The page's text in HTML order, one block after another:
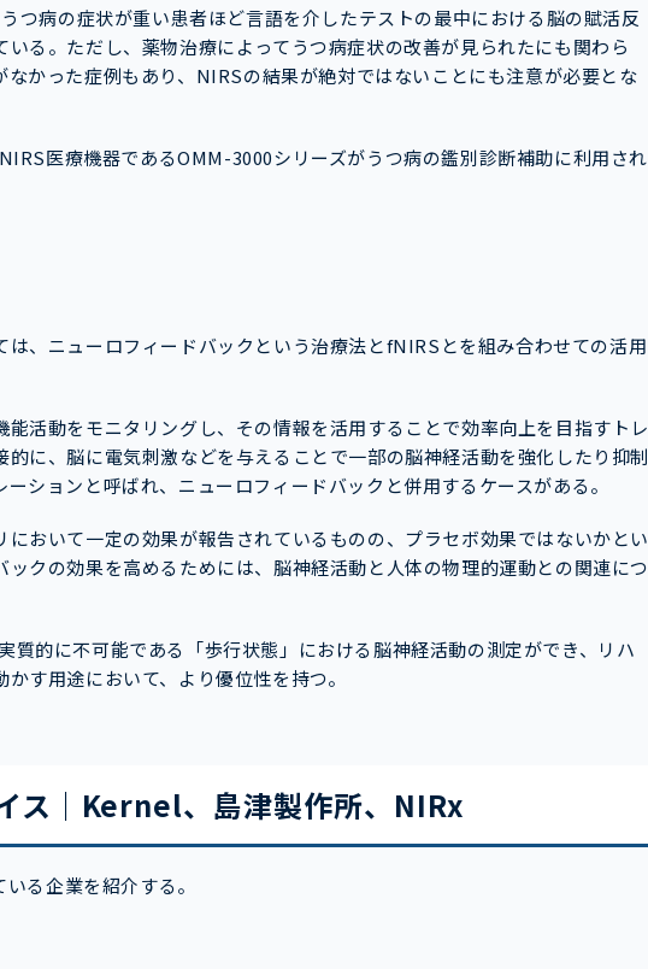
つ病の症状が重い患者ほど言語を介したテストの最中における脳の賦活反
る。ただし、薬物治療によってうつ病症状の改善が見られたにも関わら
かった症例もあり、NIRSの結果が絶対ではないことにも注意が必要とな
医療機器であるOMM-3000シリーズがうつ病の鑑別診断補助に利用され
は、ニューロフィードバックという治療法とfNIRSとを組み合わせての活用
活動をモニタリングし、その情報を活用することで効率向上を目指すトレ
に、脳に電気刺激などを与えることで一部の脳神経活動を強化したり抑制
ションと呼ばれ、ニューロフィードバックと併用するケースがある。
おいて一定の効果が報告されているものの、プラセボ効果ではないかとい
クの効果を高めるためには、脳神経活動と人体の物理的運動との関連につ
的に不可能である「歩行状態」における脳神経活動の測定ができ、リハ
す用途において、より優位性を持つ。
ス｜Kernel、島津製作所、NIRx
る企業を紹介する。